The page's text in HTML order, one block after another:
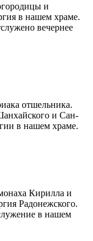
и
в нашем храме.
вечернее
отшельника.
и Сан-
в нашем храме.
Кирилла и
Радонежского.
в нашем